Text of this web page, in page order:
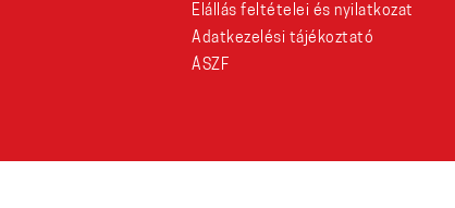
Elállás feltételei és nyilatkozat
Adatkezelési tájékoztató
ÁSZF